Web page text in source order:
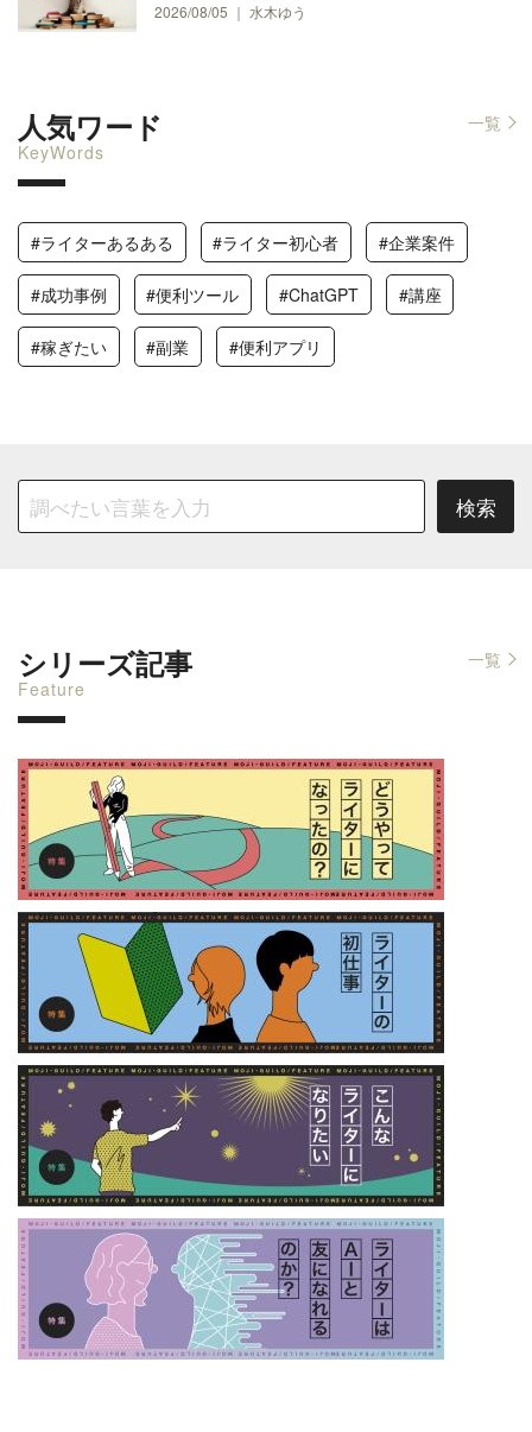
2026/08/05 ｜ 水木ゆう
人気ワード
KeyWords
一覧
#ライターあるある #ライター初心者 #企業案件
#成功事例 #便利ツール #ChatGPT #講座
#稼ぎたい #副業 #便利アプリ
シリーズ記事
Feature
一覧